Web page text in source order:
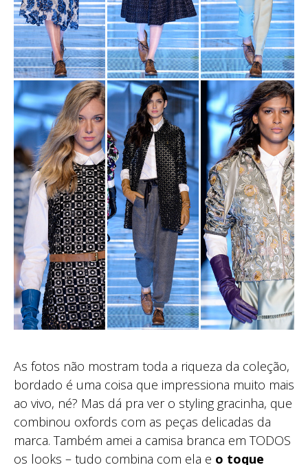
As fotos não mostram toda a riqueza da coleção,
bordado é uma coisa que impressiona muito mais
ao vivo, né? Mas dá pra ver o styling gracinha, que
combinou oxfords com as peças delicadas da
marca. Também amei a camisa branca em TODOS
os looks – tudo combina com ela e o toque